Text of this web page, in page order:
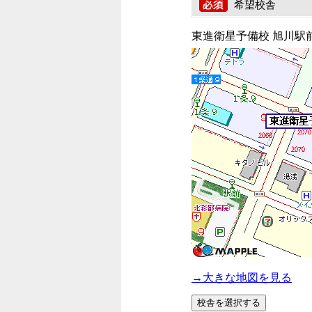
希望校舎
東進衛星予備校 旭川駅
→大きな地図を見る
校舎を選択する